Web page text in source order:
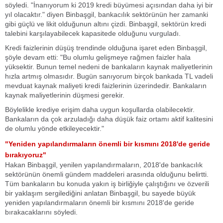
söyledi. "İnanıyorum ki 2019 kredi büyümesi açısından daha iyi bir
yıl olacaktır." diyen Binbaşgil, bankacılık sektörünün her zamanki
gibi güçlü ve likit olduğunun altını çizdi. Binbaşgil, sektörün kredi
talebini karşılayabilecek kapasitede olduğunu vurguladı.
Kredi faizlerinin düşüş trendinde olduğuna işaret eden Binbaşgil,
şöyle devam etti: "Bu olumlu gelişmeye rağmen faizler hala
yüksektir. Bunun temel nedeni de bankaların kaynak maliyetlerinin
hızla artmış olmasıdır. Bugün sanıyorum birçok bankada TL vadeli
mevduat kaynak maliyeti kredi faizlerinin üzerindedir. Bankaların
kaynak maliyetlerinin düşmesi gerekir.
Böylelikle krediye erişim daha uygun koşullarda olabilecektir.
Bankaların da çok arzuladığı daha düşük faiz ortamı aktif kalitesini
de olumlu yönde etkileyecektir."
"Yeniden yapılandırmaların önemli bir kısmını 2018'de geride
bırakıyoruz"
Hakan Binbaşgil, yenilen yapılandırmaların, 2018'de bankacılık
sektörünün önemli gündem maddeleri arasında olduğunu belirtti.
Tüm bankaların bu konuda yakın iş birliğiyle çalıştığını ve özverili
bir yaklaşım sergilediğini anlatan Binbaşgil, bu sayede büyük
yeniden yapılandırmaların önemli bir kısmını 2018'de geride
bırakacaklarını söyledi.